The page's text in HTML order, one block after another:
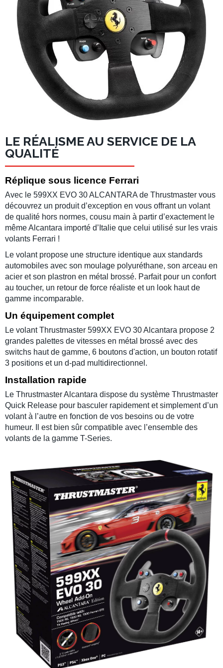
LE RÉALISME AU SERVICE DE LA
QUALITÉ
Réplique sous licence Ferrari
Avec le 599XX EVO 30 ALCANTARA de Thrustmaster vous
découvrez un produit d’exception en vous offrant un volant
de qualité hors normes, cousu main à partir d’exactement le
même Alcantara importé d’Italie que celui utilisé sur les vrais
volants Ferrari !
Le volant propose une structure identique aux standards
automobiles avec son moulage polyuréthane, son arceau en
acier et son plastron en métal brossé. Parfait pour un confort
au toucher, un retour de force réaliste et un look haut de
gamme incomparable.
Un équipement complet
Le volant Thrustmaster 599XX EVO 30 Alcantara propose 2
grandes palettes de vitesses en métal brossé avec des
switchs haut de gamme, 6 boutons d'action, un bouton rotatif
3 positions et un d-pad multidirectionnel.
Installation rapide
Le Thrustmaster Alcantara dispose du système Thrustmaster
Quick Release pour basculer rapidement et simplement d’un
volant à l’autre en fonction de vos besoins ou de votre
humeur. Il est bien sûr compatible avec l’ensemble des
volants de la gamme T-Series.